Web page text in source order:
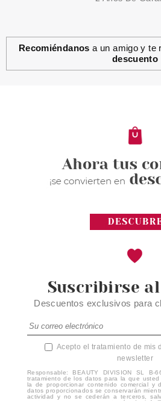
ESSENCE
Recomiéndanos a un amigo y te
descuento
Suscribirse
Descuentos exclusivos para
Acepto el tratamiento de mis
newsletter
Responsable: BEAUTY DIVISION SL B-
tratamiento de los datos para la que
la de proporcionar contenido comercial y
datos proporcionados se conservarán
actividad y no se cederán a terceros,